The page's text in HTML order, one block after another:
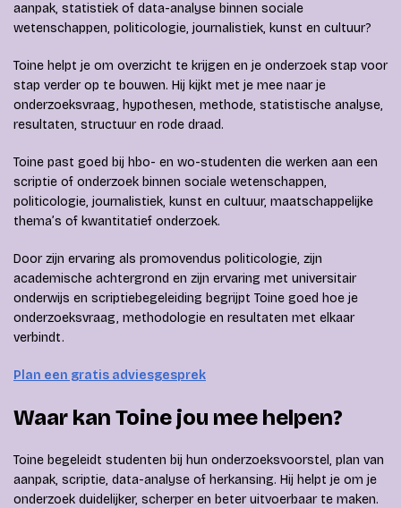
aanpak, statistiek of data-analyse binnen sociale
wetenschappen, politicologie, journalistiek, kunst en cultuur?
Toine helpt je om overzicht te krijgen en je onderzoek stap voor
stap verder op te bouwen. Hij kijkt met je mee naar je
onderzoeksvraag, hypothesen, methode, statistische analyse,
resultaten, structuur en rode draad.
Toine past goed bij hbo- en wo-studenten die werken aan een
scriptie of onderzoek binnen sociale wetenschappen,
politicologie, journalistiek, kunst en cultuur, maatschappelijke
thema’s of kwantitatief onderzoek.
Door zijn ervaring als promovendus politicologie, zijn
academische achtergrond en zijn ervaring met universitair
onderwijs en scriptiebegeleiding begrijpt Toine goed hoe je
onderzoeksvraag, methodologie en resultaten met elkaar
verbindt.
Plan een gratis adviesgesprek
Waar kan Toine jou mee helpen?
Toine begeleidt studenten bij hun onderzoeksvoorstel, plan van
aanpak, scriptie, data-analyse of herkansing. Hij helpt je om je
onderzoek duidelijker, scherper en beter uitvoerbaar te maken.